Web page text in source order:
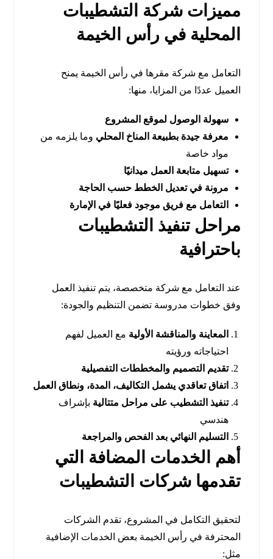
مميزات شركة التشطيبات
المحلية في رأس الخيمة
التعامل مع شركة مقرها في رأس الخيمة يمنح
العميل عددًا من المزايا، منها:
سهولة الوصول لموقع المشروع
معرفة جيدة بطبيعة المناخ المحلي وما يلزمه من
مواد خاصة
تسهيل متابعة العمل ميدانيًا
مرونة في تعديل الخطط حسب الحاجة
التعامل مع فريق موجود فعليًا في الإمارة
مراحل تنفيذ التشطيبات
باحترافية
عند التعامل مع شركة متخصصة، يتم تنفيذ العمل
وفق خطوات مدروسة تضمن التنظيم والجودة:
المعاينة والمناقشة الأولية مع العميل لفهم
احتياجاته ورؤيته
تقديم التصميم والمخططات التفصيلية
اتفاق تعاقدي يشمل التكاليف، المدة، ونطاق العمل
تنفيذ التشطيب على مراحل متتالية بإشراف
هندسي
التسليم النهائي بعد الفحص والمراجعة
أهم الخدمات المضافة التي
تقدمها شركات التشطيبات
لتحقيق التكامل في المشروع، تقدم الشركات
المحترفة في رأس الخيمة بعض الخدمات الإضافية
مثل: